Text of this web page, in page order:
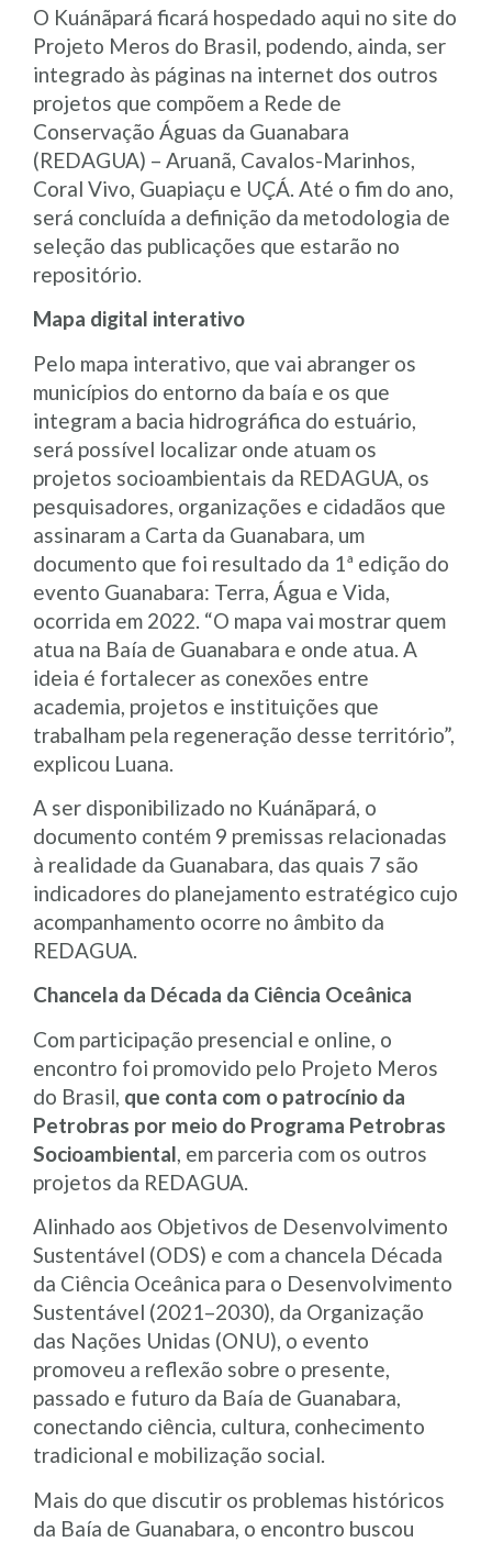
O Kuánãpará ficará hospedado aqui no site do
Projeto Meros do Brasil, podendo, ainda, ser
integrado às páginas na internet dos outros
projetos que compõem a Rede de
Conservação Águas da Guanabara
(REDAGUA) – Aruanã, Cavalos-Marinhos,
Coral Vivo, Guapiaçu e UÇÁ. Até o fim do ano,
será concluída a definição da metodologia de
seleção das publicações que estarão no
repositório.
Mapa digital interativo
Pelo mapa interativo, que vai abranger os
municípios do entorno da baía e os que
integram a bacia hidrográfica do estuário,
será possível localizar onde atuam os
projetos socioambientais da REDAGUA, os
pesquisadores, organizações e cidadãos que
assinaram a Carta da Guanabara, um
documento que foi resultado da 1ª edição do
evento Guanabara: Terra, Água e Vida,
ocorrida em 2022. “O mapa vai mostrar quem
atua na Baía de Guanabara e onde atua. A
ideia é fortalecer as conexões entre
academia, projetos e instituições que
trabalham pela regeneração desse território”,
explicou Luana.
A ser disponibilizado no Kuánãpará, o
documento contém 9 premissas relacionadas
à realidade da Guanabara, das quais 7 são
indicadores do planejamento estratégico cujo
acompanhamento ocorre no âmbito da
REDAGUA.
Chancela da Década da Ciência Oceânica
Com participação presencial e online, o
encontro foi promovido pelo Projeto Meros
do Brasil, que conta com o patrocínio da
Petrobras por meio do Programa Petrobras
Socioambiental, em parceria com os outros
projetos da REDAGUA.
Alinhado aos Objetivos de Desenvolvimento
Sustentável (ODS) e com a chancela Década
da Ciência Oceânica para o Desenvolvimento
Sustentável (2021–2030), da Organização
das Nações Unidas (ONU), o evento
promoveu a reflexão sobre o presente,
passado e futuro da Baía de Guanabara,
conectando ciência, cultura, conhecimento
tradicional e mobilização social.
Mais do que discutir os problemas históricos
da Baía de Guanabara, o encontro buscou